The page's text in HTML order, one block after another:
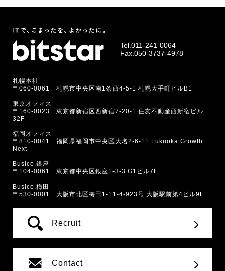
Tel. 011-241-0064
Fax.050-3737-4978
札幌本社
〒060-0061 札幌市中央区南1条西4-5-1 札幌大手町ビルB1
東京オフィス
〒160-0023 東京都新宿区西新宿7-20-1 住友不動産西新宿ビル
32F
福岡オフィス
〒810-0041 福岡県福岡市中央区大名2-6-11 Fukuoka Growth
Next
Busico.銀座
〒104-0061 東京都中央区銀座1-3-3 G1ビル7F
Busico.梅田
〒530-0001 大阪市北区梅田1-11-4-923号 大阪駅前第4ビル9F
Recruit
Contact